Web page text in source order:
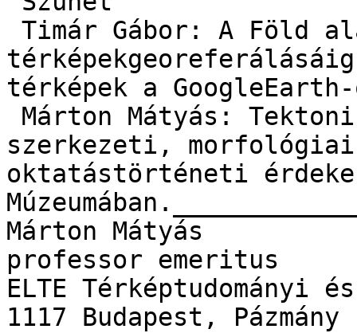
Timár Gábor: A Föld
térképek a
Márton Mátyás:
szerkezeti,
oktatástörténeti
Márton Mátyás
professor emeritus
ELTE Térképtudományi
1117 Budapest,